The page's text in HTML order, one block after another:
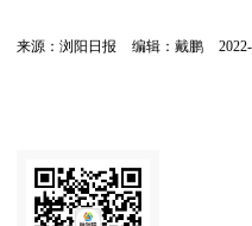
来源：浏阳日报 编辑：戴鹏